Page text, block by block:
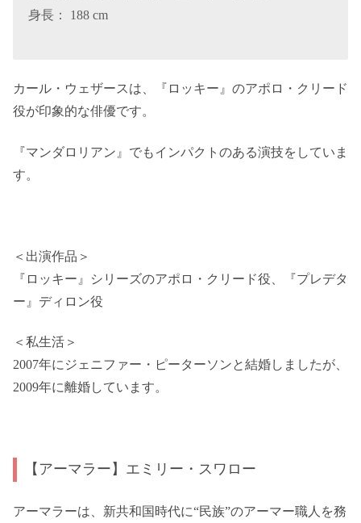
身長： 188 cm
カール・ウェザースは、『ロッキー』のアポロ・クリード
役が印象的な俳優です。
『マンダロリアン』でもインパクトのある演技をしていま
す。
＜出演作品＞
『ロッキー』シリーズのアポロ・クリード役、『プレデタ
ー』ディロン役
＜私生活＞
2007年にジェニファー・ピーターソンと結婚しましたが、
2009年に離婚しています。
【アーマラー】エミリー・スワロー
アーマラーは、新共和国時代に“民族”のアーマー職人を務